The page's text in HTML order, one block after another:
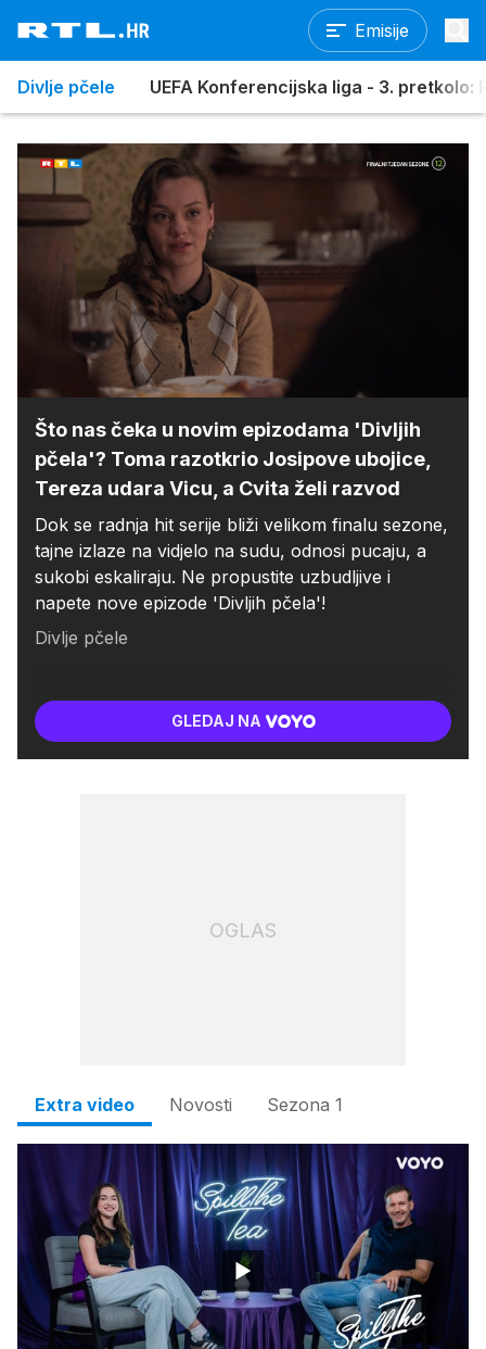
Emisije
Divlje pčele UEFA Konferencijska liga - 3. pretkolo:
Upali
zvuk
/
100.00%
Što nas čeka u novim epizodama 'Divljih
pčela'? Toma razotkrio Josipove ubojice,
Tereza udara Vicu, a Cvita želi razvod
Dok se radnja hit serije bliži velikom finalu sezone,
tajne izlaze na vidjelo na sudu, odnosi pucaju, a
sukobi eskaliraju. Ne propustite uzbudljive i
napete nove epizode 'Divljih pčela'!
Divlje pčele
GLEDAJ NA
OGLAS
Extra video Novosti Sezona 1